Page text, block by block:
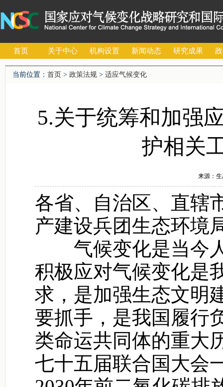
首页 关于中心 机构设置 新闻动态 研究成果
当前位置： 首页 > 政策法规> 适应气候变化
5.关于统筹和加强
护相关
来源：
各省、自治区、直辖
产建设兵团生态环境
气候变化是当今人
积极应对气候变化是
求，是加强生态文明
要抓手，是我国履行
类命运共同体的重大
七十五届联合国大会